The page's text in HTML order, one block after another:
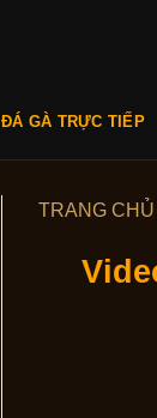
ĐÁ GÀ TRỰC TIẾP
TRANG CHỦ